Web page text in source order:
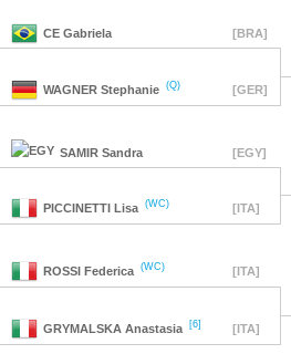
CE Gabriela [BRA]
WAGNER Stephanie (Q) [GER]
SAMIR Sandra [EGY]
PICCINETTI Lisa (WC) [ITA]
ROSSI Federica (WC) [ITA]
GRYMALSKA Anastasia [6] [ITA]